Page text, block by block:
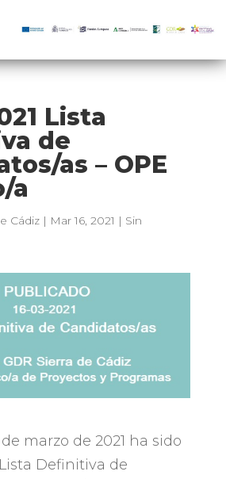
Lista
de
as – OPE
a
Cádiz| Mar 16, 2021 | Sin
marzo de 2021 ha sido
Definitiva de